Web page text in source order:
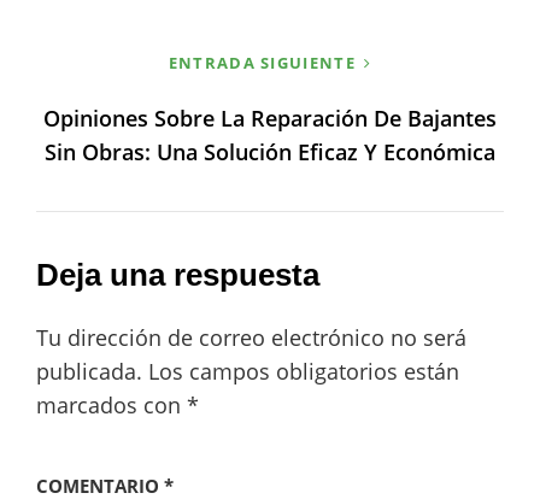
ENTRADA SIGUIENTE
Opiniones Sobre La Reparación De Bajantes
Sin Obras: Una Solución Eficaz Y Económica
Deja una respuesta
Tu dirección de correo electrónico no será
publicada. Los campos obligatorios están
marcados con *
COMENTARIO *